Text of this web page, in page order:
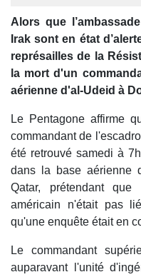
Alors que
Irak sont en état
représailles de la
la mort d'un
aérienne d'al-Udeid à
Le Pentagone affirme
commandant de
été retrouvé samedi à
dans la base aérienne
Qatar, prétendant
américain n'était pas
qu'une enquête était en
Le commandant
auparavant l'unité